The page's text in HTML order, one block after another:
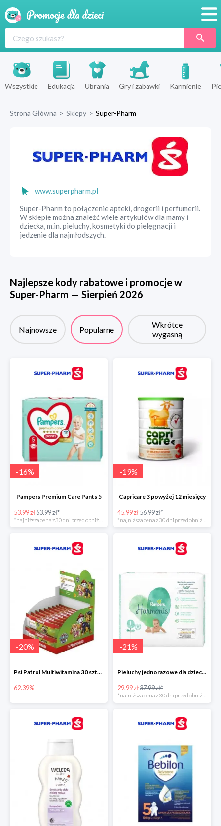
Produkty
Sklepy
Wszystkie Edukacja Ubrania Gry i zabawki Karmienie
Strona Główna > Sklepy > Super-Pharm
www.superpharm.pl
Super-Pharm to połączenie apteki, drogerii i perfumerii.
W sklepie można znaleźć wiele artykułów dla mamy i
dziecka, m.in. pieluchy, kosmetyki do pielęgnacji i
jedzenie dla najmłodszych.
Najlepsze kody rabatowe i promocje w
Super-Pharm — Sierpień 2026
Najnowsze Popularne
Wkrótce
wygasną
-16%
Pampers Premium Care Pants 5
53.99 zł63.99 zł*
*najniższa cena z 30 dni przed obniżką
-19%
Capricare 3 powyżej 12 miesięcy
45.99 zł56.99 zł*
*najniższa cena z 30 dni przed obniżką
-20%
Psi Patrol Multiwitamina 30 sztuk
62.39%
-21%
Pieluchy jednorazowe dla dzieci Pampers Harmonie
29.99 zł37.99 zł*